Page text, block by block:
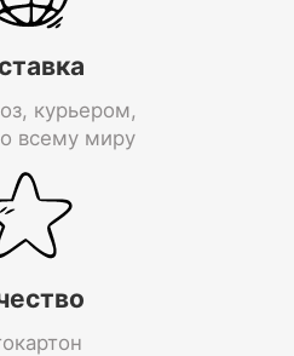
курьером,
всему миру